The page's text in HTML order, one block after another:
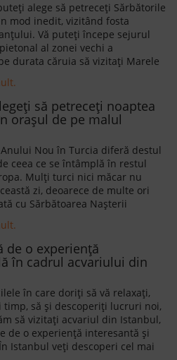
alege să petreceți Sărbătorile
mod inedit, vizitând fosta
Vă puteți începe sejurul
al zonei vechi a
durata căruia să vizitați Marele
Sofia, Sultanahmet și
să petreceți noaptea
orașul de pe malul
Nou în Turcia diferă destul
ceea ce se întâmplă în restul
Mulți turci nici măcar nu
zi, deoarece de multe ori
cu Sărbătoarea Nașterii
de o experiență
în cadrul acvariului din
în care doriți să vă relaxați,
timp, să și descoperiți lucruri noi,
să vizitați acvariul din Istanbul,
de o experiență interesantă și
Istanbul veți descoperi cel mai